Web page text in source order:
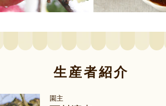
生産者紹介
園主
果樹栽培が盛んな東根市で育